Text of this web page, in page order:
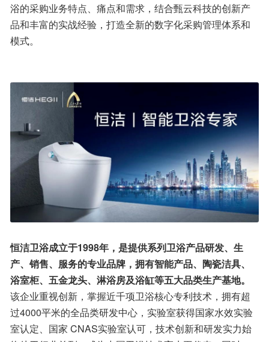
浴的采购业务特点、痛点和需求，结合甄云科技的创新产
品和丰富的实战经验，打造全新的数字化采购管理体系和
模式。
恒洁卫浴成立于1998年，是提供系列卫浴产品研发、生
产、销售、服务的专业品牌，拥有智能产品、陶瓷洁具、
浴室柜、五金龙头、淋浴房及浴缸等五大品类生产基地。
该企业重视创新，掌握近千项卫浴核心专利技术，拥有超
过4000平米的全品类研发中心，实验室获得国家水效实验
室认定、国家 CNAS实验室认可，技术创新和研发实力始